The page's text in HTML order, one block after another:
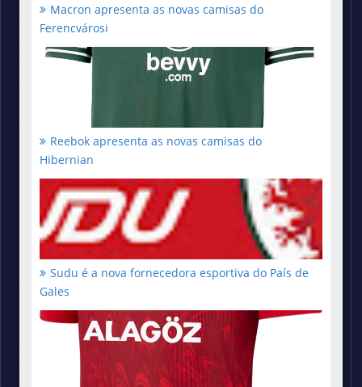
Macron apresenta as novas camisas do
Ferencvárosi
Reebok apresenta as novas camisas do
Hibernian
Sudu é a nova fornecedora esportiva do País de
Gales